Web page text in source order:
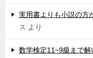
実用書よりも小説の方
ス より
数学検定11~9級まで解